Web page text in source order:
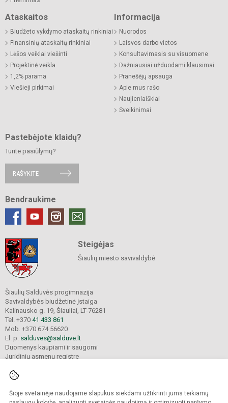
Šioje svetainėje naudojame slapukus siekdami užtikrinti jums teikiamų
Ataskaitos
Biudžeto vykdymo ataskaitų rinkiniai
Finansinių ataskaitų rinkiniai
Lėšos veiklai viešinti
Projektinė veikla
1,2% parama
Viešieji pirkimai
Informacija
Nuorodos
Laisvos darbo vietos
Konsultavimasis su visuomene
Dažniausiai užduodami klausimai
Pranešėjų apsauga
Apie mus rašo
Naujienlaiškiai
Sveikinimai
Pastebėjote klaidų?
Turite pasiūlymų?
RAŠYKITE
Bendraukime
Steigėjas
Šiaulių miesto savivaldybė
Šiaulių Salduvės progimnazija
Savivaldybės biudžetinė įstaiga
Kalinausko g. 19, Šiauliai, LT-76281
Tel. +370 41 433 861
Mob. +370 674 56620
El. p. salduves@salduve.lt
Duomenys kaupiami ir saugomi
Juridinių asmenų registre
© 2026. Šiaulių Salduvės progimnazija. Visos teisės saugomos.